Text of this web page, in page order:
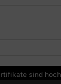
sind